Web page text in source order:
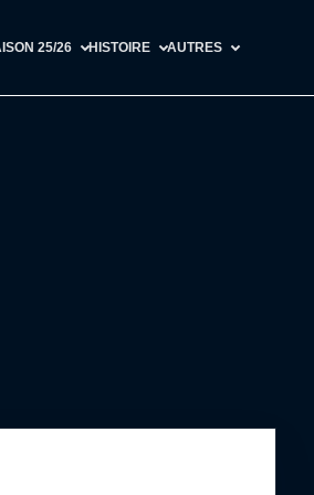
25/26 HISTOIRE AUTRES